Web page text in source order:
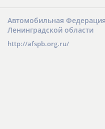
Автомобильная
Ленинградской области
http://afspb.org.ru/